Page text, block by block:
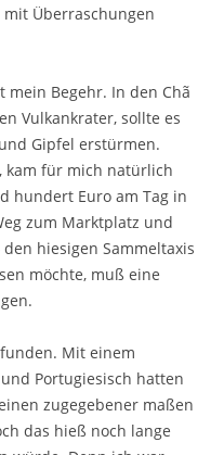
Überraschungen
mein Begehr. In den Chã
Vulkankrater, sollte es
Gipfel erstürmen.
kam für mich natürlich
hundert Euro am Tag in
zum Marktplatz und
hiesigen Sammeltaxis
möchte, muß eine
Mit einem
Portugiesisch hatten
zugegebener maßen
das hieß noch lange